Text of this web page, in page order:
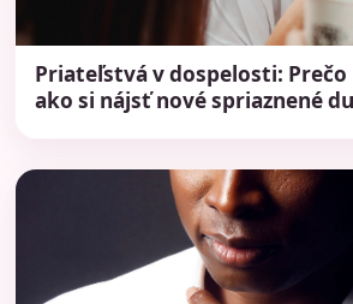
Priateľstvá v dospelosti: Prečo
ako si nájsť nové spriaznené